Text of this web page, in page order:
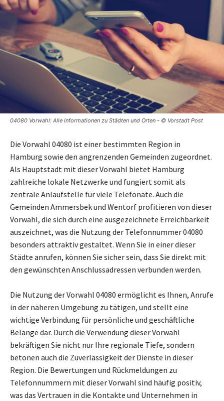
04080 Vorwahl: Alle Informationen zu Städten und Orten - © Vorstadt Post
Die Vorwahl 04080 ist einer bestimmten Region in
Hamburg sowie den angrenzenden Gemeinden zugeordnet.
Als Hauptstadt mit dieser Vorwahl bietet Hamburg
zahlreiche lokale Netzwerke und fungiert somit als
zentrale Anlaufstelle für viele Telefonate. Auch die
Gemeinden Ammersbek und Wentorf profitieren von dieser
Vorwahl, die sich durch eine ausgezeichnete Erreichbarkeit
auszeichnet, was die Nutzung der Telefonnummer 04080
besonders attraktiv gestaltet. Wenn Sie in einer dieser
Städte anrufen, können Sie sicher sein, dass Sie direkt mit
den gewünschten Anschlussadressen verbunden werden.
Die Nutzung der Vorwahl 04080 ermöglicht es Ihnen, Anrufe
in der näheren Umgebung zu tätigen, und stellt eine
wichtige Verbindung für persönliche und geschäftliche
Belange dar. Durch die Verwendung dieser Vorwahl
bekräftigen Sie nicht nur Ihre regionale Tiefe, sondern
betonen auch die Zuverlässigkeit der Dienste in dieser
Region. Die Bewertungen und Rückmeldungen zu
Telefonnummern mit dieser Vorwahl sind häufig positiv,
was das Vertrauen in die Kontakte und Unternehmen in